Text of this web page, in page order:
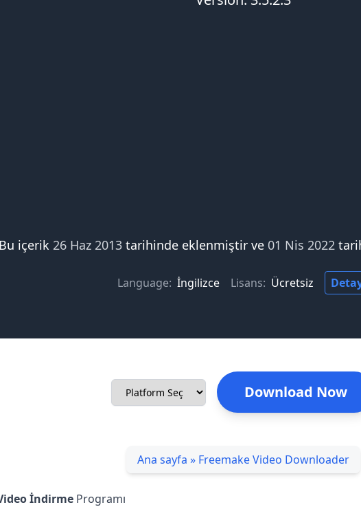
Bu içerik 26 Haz 2013 tarihinde eklenmiştir ve 01 Nis 2022
Language: İngilizce Lisans: Ücretsiz
Download Now
Ana sayfa » Freemake Video Downloader
İndirme Programı